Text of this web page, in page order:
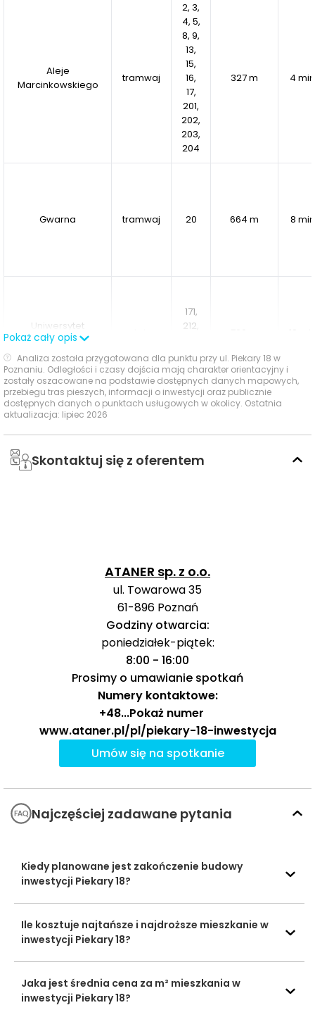
Aleje
Marcinkowskiego
tramwaj
2, 3,
4, 5,
8, 9,
13,
15,
16,
17,
201,
202,
203,
204
327 m 4 min
Gwarna tramwaj 20 664 m 8 min
Uniwersytet
Ekonomiczny
171,
212,
222
10
Półwiejska
167,
911
autobus
160,
163,
213,
214,
223,
224
Poznań Główny
stacja
kolejowa
— —
praktycznym zapleczem autobusowym, a dodatkowym
Ważne miejsca w okolicy: edukacja, sport,
zakupy i rozrywka
W bezpośrednim otoczeniu inwestycji Piekary 18
wyróżnia się bardzo dobry dostęp do edukacji, zakupów
Pokaż cały opis
Analiza została przygotowana dla punktu przy ul. Piekary 18 w
Poznaniu. Odległości i czasy dojścia mają charakter orientacyjny i
zostały oszacowane na podstawie dostępnych danych mapowych,
przebiegu tras pieszych, informacji o inwestycji oraz publicznie
dostępnych danych o punktach usługowych w okolicy. Ostatnia
aktualizacja: lipiec 2026
Skontaktuj się z oferentem
ATANER sp. z o.o.
ul. Towarowa 35
61-896 Poznań
Godziny otwarcia:
poniedziałek-piątek:
8:00 - 16:00
Prosimy o umawianie spotkań
Numery kontaktowe:
+48...Pokaż numer
www.ataner.pl/pl/piekary-18-inwestycja
Umów się na spotkanie
Najczęściej zadawane pytania
Kiedy planowane jest zakończenie budowy
inwestycji Piekary 18?
Ile kosztuje najtańsze i najdroższe mieszkanie w
inwestycji Piekary 18?
Jaka jest średnia cena za m² mieszkania w
inwestycji Piekary 18?